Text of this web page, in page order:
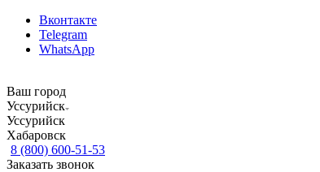
Вконтакте
Telegram
WhatsApp
Ваш город
Уссурийск
Уссурийск
Хабаровск
8 (800) 600-51-53
Заказать звонок